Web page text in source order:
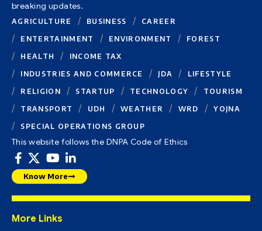
breaking updates.
AGRICULTURE BUSINESS
CAREER
ENTERTAINMENT
ENVIRONMENT
FOREST
HEALTH
INCOME TAX
INDUSTRIES AND COMMERCE
JDA
LIFESTYLE
RELIGION
STARTUP TECHNOLOGY
TOURISM
TRANSPORT
UDH WEATHER WRD
YOJNA
SPECIAL OPERATIONS GROUP
This website follows the DNPA Code of Ethics
Know More
More Links